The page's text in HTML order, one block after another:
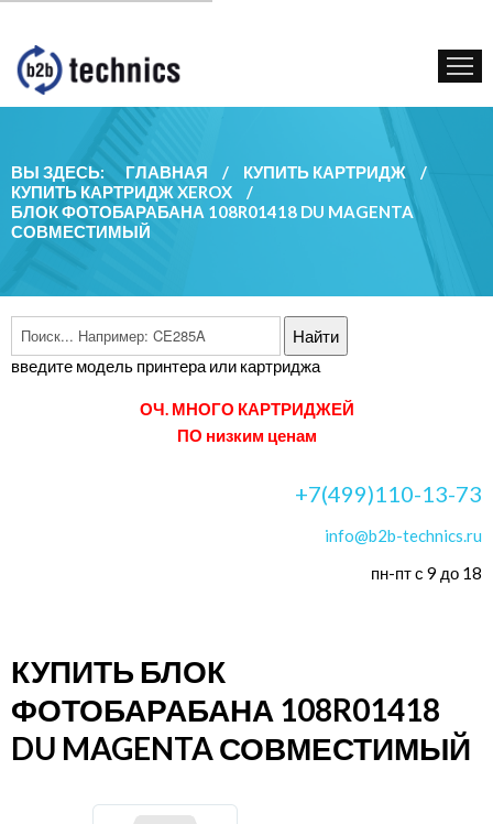
КУПИТЬ КАРТРИДЖ
ГОС. УЧРЕЖДЕНИЯМ
КОНТАКТЫ
ВЫ ЗДЕСЬ: ГЛАВНАЯ / КУПИТЬ КАРТРИДЖ
/
КУПИТЬ КАРТРИДЖ XEROX
/
БЛОК ФОТОБАРАБАНА 108R01418 DU MAGENTA
СОВМЕСТИМЫЙ
введите модель принтера или картриджа
ОЧ. МНОГО КАРТРИДЖЕЙ
ПО низким ценам
+7(499)110-13-73
info@b2b-technics.ru
пн-пт с 9 до 18
КУПИТЬ БЛОК
ФОТОБАРАБАНА 108R01418
DU MAGENTA СОВМЕСТИМЫЙ